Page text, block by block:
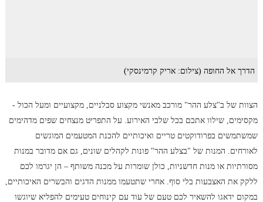
הדרך אל החופה (צילום: אריק קרמינסקי)
הצוות של ב"צלע ההר" מורכב מאנשי מקצוע סבלניים, מקצועיים ומעל הכול -
מקסימים, שילוו אתכם בכל שלבי האירוע. על התפריט מנצחים שפים מדהימים
שמשתמשים בפרודוקטים טריים ואיכותיים להכנת המטעמים המוגשים
לאורחים. המנות של "בצלע ההר" פונות לקהלים שונים, גם אם מדובר במנות
מסורתיות או מנות חדשניות, כולן שומרות על מכנה משותף – הן יגרמו לכם
ללקק את האצבעות בלי סוף. אחרי שתטעמו ממנות הדגים והבשרים האיכותיים,
במקום ידאגו להשאיר לכם טעם של עוד עם קינוחים טעימים להפליא שיוגשו